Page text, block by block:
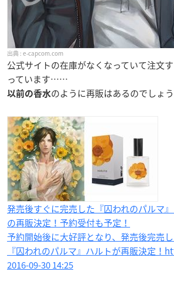
e-capcom.com
公式サイトの在庫がなくなっていて注文
っています……
以前の香水のように再販はあるのでしょ
発売後すぐに完売した『囚われのパルマ
の再販決定！予約受付も予定！
予約開始後に大好評となり、発売後完売
『囚われのパルマ』ハルトが再販決定
2016-09-30 14:25